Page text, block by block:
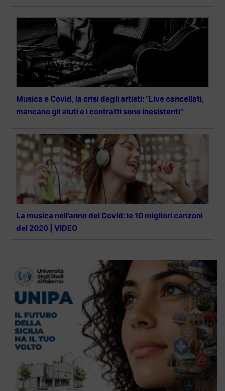
Musica e Covid, la crisi degli artisti: “Live cancellati,
mancano gli aiuti e i contratti sono inesistenti”
La musica nell’anno del Covid: le 10 migliori canzoni
del 2020 | VIDEO